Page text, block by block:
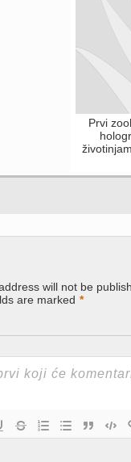
Prvi
will not be
are marked *